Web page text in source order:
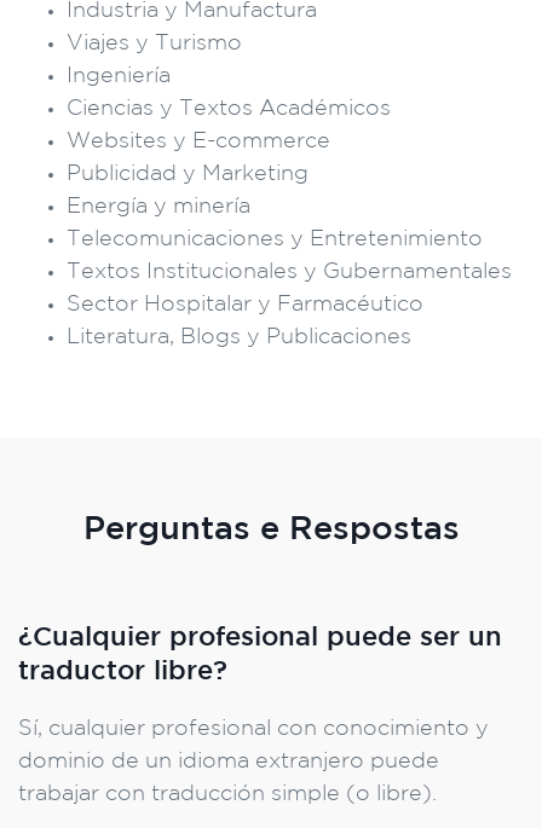
Industria y Manufactura
Viajes y Turismo
Ingeniería
Ciencias y Textos Académicos
Websites y E-commerce
Publicidad y Marketing
Energía y minería
Telecomunicaciones y Entretenimiento
Textos Institucionales y Gubernamentales
Sector Hospitalar y Farmacéutico
Literatura, Blogs y Publicaciones
Perguntas e Respostas
¿Cualquier profesional puede ser un
traductor libre?
Sí, cualquier profesional con conocimiento y
dominio de un idioma extranjero puede
trabajar con traducción simple (o libre).